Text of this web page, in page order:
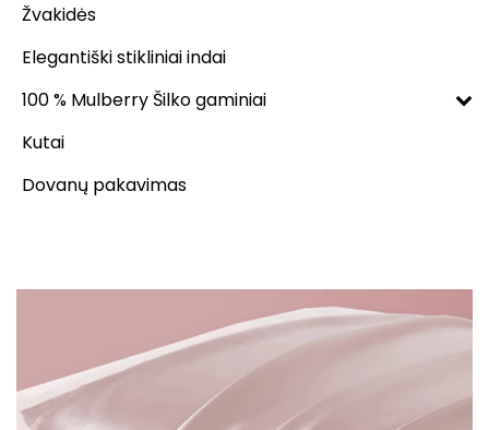
Žvakidės
Elegantiški stikliniai indai
100 % Mulberry Šilko gaminiai
Kutai
Dovanų pakavimas